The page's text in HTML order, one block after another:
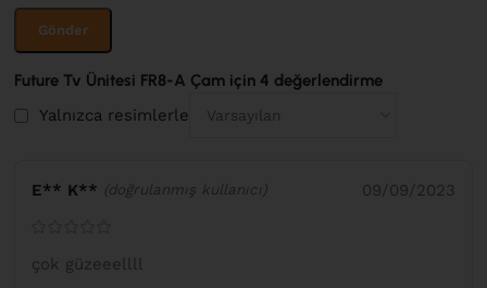
Future Tv Ünitesi FR8-A Çam için 4 değerlendirme
Yalnızca resimlerle
E** K** (doğrulanmış kullanıcı) 09/09/2023
çok güzeeellll